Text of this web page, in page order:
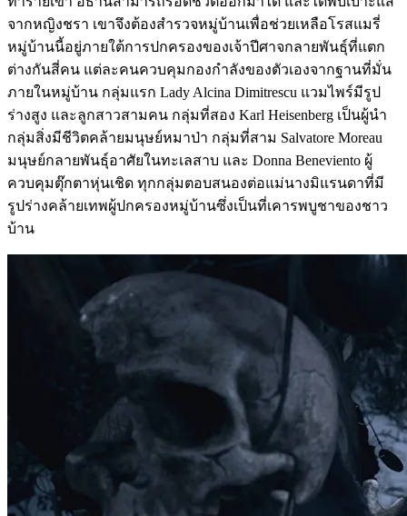
จากหญิงชรา เขาจึงต้องสำรวจหมู่บ้านเพื่อช่วยเหลือโรสแมรี่
หมู่บ้านนี้อยู่ภายใต้การปกครองของเจ้าปีศาจกลายพันธุ์ที่แตก
ต่างกันสี่คน แต่ละคนควบคุมกองกำลังของตัวเองจากฐานที่มั่น
ภายในหมู่บ้าน กลุ่มแรก Lady Alcina Dimitrescu แวมไพร์มีรูป
ร่างสูง และลูกสาวสามคน กลุ่มที่สอง Karl Heisenberg เป็นผู้นำ
กลุ่มสิ่งมีชีวิตคล้ายมนุษย์หมาป่า กลุ่มที่สาม Salvatore Moreau
มนุษย์กลายพันธุ์อาศัยในทะเลสาบ และ Donna Beneviento ผู้
ควบคุมตุ๊กตาหุ่นเชิด ทุกกลุ่มตอบสนองต่อแม่นางมิแรนดาที่มี
รูปร่างคล้ายเทพผู้ปกครองหมู่บ้านซึ่งเป็นที่เคารพบูชาของชาว
บ้าน